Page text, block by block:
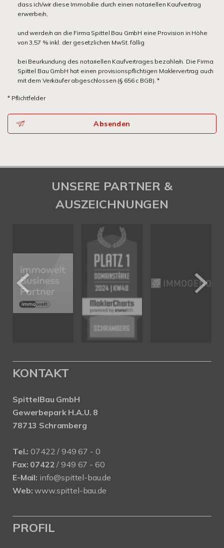
dass ich/wir diese Immobilie durch einen notariellen Kaufvertrag
erwerbe/n,
und werde/n an die Firma Spittel Bau GmbH eine Provision in Höhe
von 3,57 % inkl. der gesetzlichen MwSt. fällig
bei Beurkundung des notariellen Kaufvertrages bezahle/n. Die Firma
Spittel Bau GmbH hat einen provisionspflichtigen Maklervertrag auch
mit dem Verkäufer abgeschlossen (§ 656 c BGB). *
* Pflichtfelder
Absenden
UNSERE PARTNER &
AUSZEICHNUNGEN
KONTAKT
SpittelBau GmbH
Gewerbepark H.A.U. 8
78713 Schramberg
Tel.: 07422 / 949 67 - 0
Fax: 07422 / 949 67 - 60
E-Mail: info@spittel-bau.de
Web: www.spittel-bau.de
PROFIL